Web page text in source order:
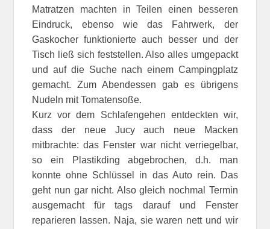
Matratzen machten in Teilen einen besseren
Eindruck, ebenso wie das Fahrwerk, der
Gaskocher funktionierte auch besser und der
Tisch ließ sich feststellen. Also alles umgepackt
und auf die Suche nach einem Campingplatz
gemacht. Zum Abendessen gab es übrigens
Nudeln mit Tomatensoße.
Kurz vor dem Schlafengehen entdeckten wir,
dass der neue Jucy auch neue Macken
mitbrachte: das Fenster war nicht verriegelbar,
so ein Plastikding abgebrochen, d.h. man
konnte ohne Schlüssel in das Auto rein. Das
geht nun gar nicht. Also gleich nochmal Termin
ausgemacht für tags darauf und Fenster
reparieren lassen. Naja, sie waren nett und wir